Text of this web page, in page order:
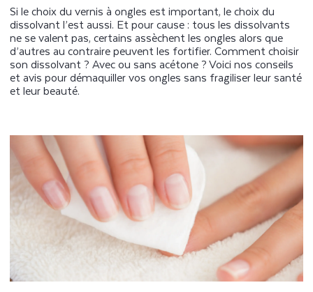
Si le choix du vernis à ongles est important, le choix du
dissolvant l’est aussi. Et pour cause : tous les dissolvants
ne se valent pas, certains assèchent les ongles alors que
d’autres au contraire peuvent les fortifier. Comment choisir
son dissolvant ? Avec ou sans acétone ? Voici nos conseils
et avis pour démaquiller vos ongles sans fragiliser leur santé
et leur beauté.